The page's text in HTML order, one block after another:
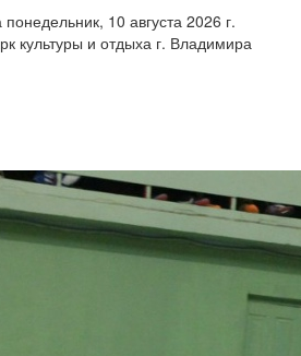
10 августа 2026 г.
культуры и отдыха г. Владимира